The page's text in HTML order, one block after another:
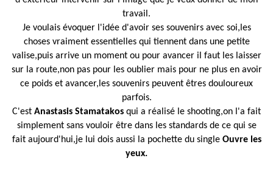
travail.
Je voulais évoquer l'idée d'avoir ses souvenirs avec soi,les
choses vraiment essentielles qui tiennent dans une petite
valise,puis arrive un moment ou pour avancer il faut les laisser
sur la route,non pas pour les oublier mais pour ne plus en avoir
ce poids et avancer,les souvenirs peuvent êtres douloureux
parfois.
C'est Anastasis Stamatakos qui a réalisé le shooting,on l'a fait
simplement sans vouloir être dans les standards de ce qui se
fait aujourd'hui,je lui dois aussi la pochette du singleOuvre les
yeux.